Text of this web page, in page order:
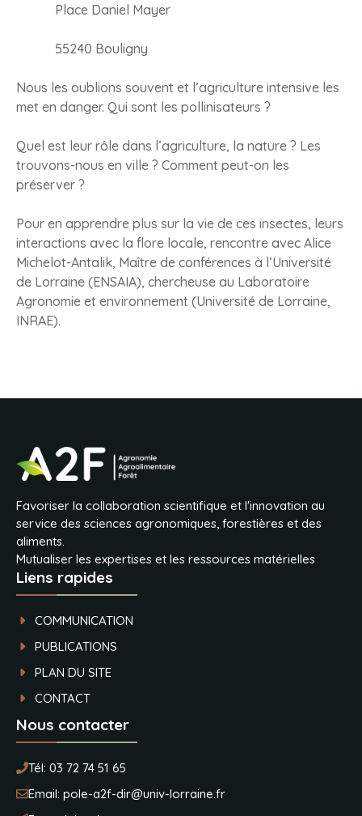
Place Daniel Mayer
55240 Bouligny
Nous les oublions souvent et l’agriculture intensive les
met en danger. Qui sont les pollinisateurs ?
Quel est leur rôle dans l’agriculture, la nature ? Les
trouvons-nous en ville ? Comment peut-on les
préserver ?
Pour en apprendre plus sur la vie de ces insectes, leurs
interactions avec la flore locale, rencontre avec Alice
Michelot-Antalik, Maître de conférences à l’Université
de Lorraine (ENSAIA), chercheuse au Laboratoire
Agronomie et environnement (Université de Lorraine,
INRAE).
Favoriser la collaboration scientifique et l'innovation au
service des sciences agronomiques, forestières et des
aliments.
Mutualiser les expertises et les ressources matérielles
Liens rapides
COMMUNICATION
PUBLICATIONS
PLAN DU SITE
CONTACT
Nous contacter
Tél: 03 72 74 51 65
Email: pole-a2f-dir@univ-lorraine.fr